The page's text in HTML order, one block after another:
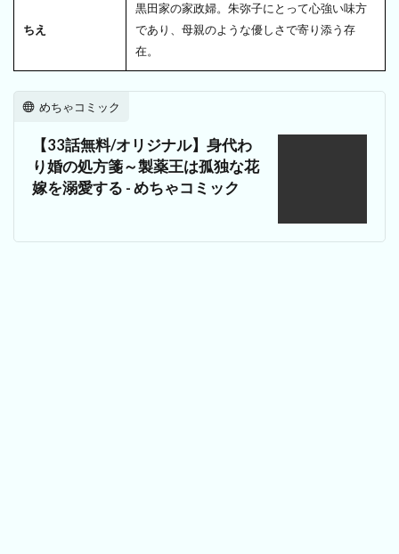
ちえ
黒田家の家政婦。朱弥子にとって心強い味方
であり、母親のような優しさで寄り添う存
在。
めちゃコミック
【33話無料/オリジナル】身代わ
り婚の処方箋～製薬王は孤独な花
嫁を溺愛する - めちゃコミック